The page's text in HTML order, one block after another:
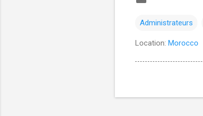
Administrateurs
Location: Morocco